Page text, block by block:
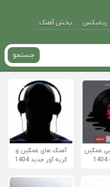
ریمیکس پخش آهنگ
جستجو
غمگین
آهنگ های غمگین و
گریه آور جدید 1404